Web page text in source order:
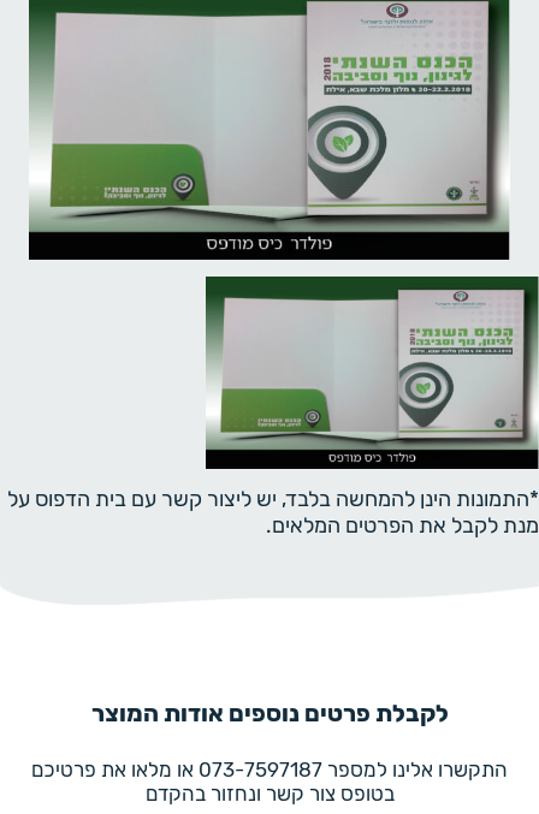
*התמונות הינן להמחשה בלבד, יש ליצור קשר עם בית הדפוס על
מנת לקבל את הפרטים המלאים.
לקבלת פרטים נוספים אודות המוצר
התקשרו אלינו למספר 073-7597187 או מלאו את פרטיכם
בטופס צור קשר ונחזור בהקדם